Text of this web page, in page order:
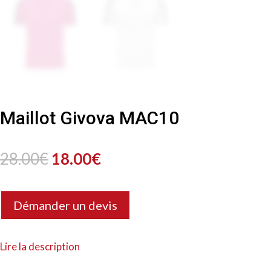
Maillot Givova MAC10
28.00€ Le
initial
était :
18.00€Le
actuel
Démander un devis
Lire la description